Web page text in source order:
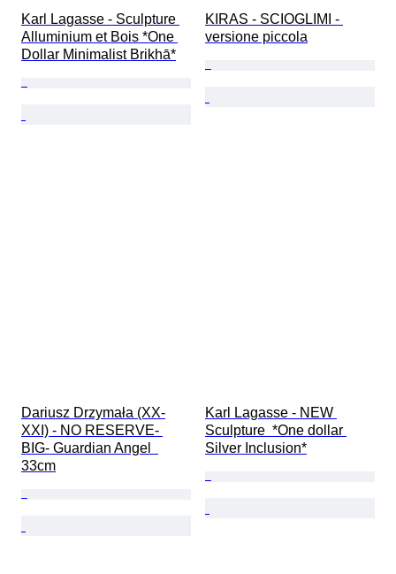
Karl Lagasse - Sculpture
Alluminium et Bois *One
Dollar Minimalist Brikhā*
KIRAS - SCIOGLIMI -
versione piccola
Dariusz Drzymała (XX-
XXI) - NO RESERVE-
BIG- Guardian Angel
33cm
Karl Lagasse - NEW
Sculpture  *One dollar
Silver Inclusion*